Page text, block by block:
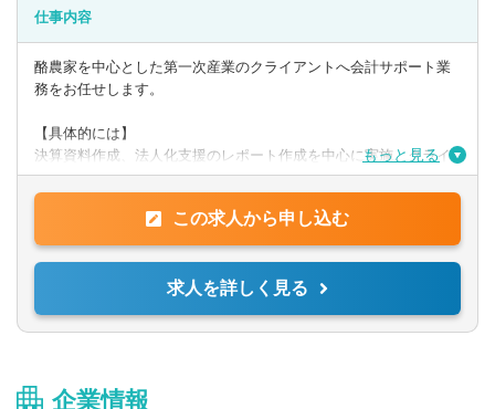
【歓迎】
・日商簿記検定2級
・Word、Evcel、Powerpoint
◎求める人物像
上記スキル等を有し、自立して前向きに取り組むことができる
方。
第一次産業への熱い思いを持った方は歓迎します。
仕事内容
酪農家を中心とした第一次産業のクライアントへ会計サポート業
務をお任せします。
【具体的には】
決算資料作成、法人化支援のレポート作成を中心に実施。クライ
アントへ訪問し、ヒアリング、経営課題解決に向けたサポートを
行います。
提供サービス
帳簿/試算表/決算書作成の代行、法人化支援と財務分析、事業or投
計画書の作成支援、事業承継プランの立案支援 ほか
もっと見る
この求人から申し込む
求人を詳しく見る
企業情報